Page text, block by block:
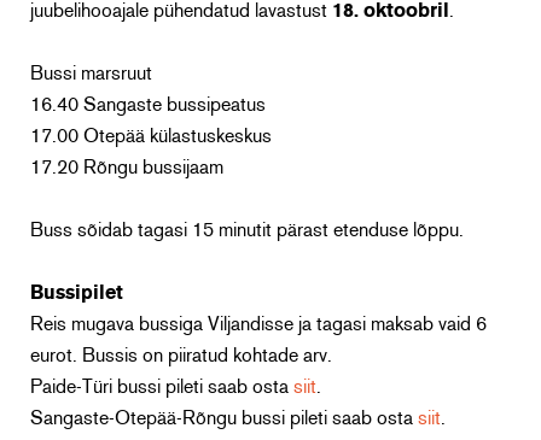
juubelihooajale pühendatud lavastust 18. oktoobril
Bussi marsruut
16.40 Sangaste bussipeatus
17.00 Otepää külastuskeskus
17.20 Rõngu bussijaam
Buss sõidab tagasi 15 minutit pärast etenduse lõppu.
Bussipilet
Reis mugava bussiga Viljandisse ja tagasi maksab vaid 6
eurot. Bussis on piiratud kohtade arv.
Paide-Türi bussi pileti saab osta siit
Sangaste-Otepää-Rõngu bussi pileti saab osta siit